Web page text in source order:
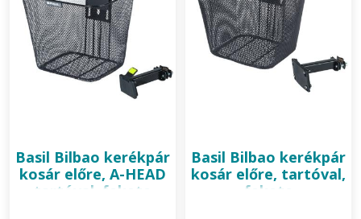
Basil Bilbao kerékpár
kosár előre, A-HEAD
tartóval, fekete
Basil Bilbao kerékpár
kosár előre, tartóval,
fekete